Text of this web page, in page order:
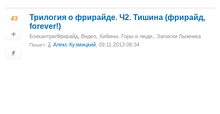
43
Трилогия о фрирайде. Ч2. Тишина (фрирайд,
forever!)
Бэккантри/Фрирайд Видео Хибины. Горы и люди. Записки Лыжника
Пишет Алекс Кузмицкий , 09.11.2013 08:34